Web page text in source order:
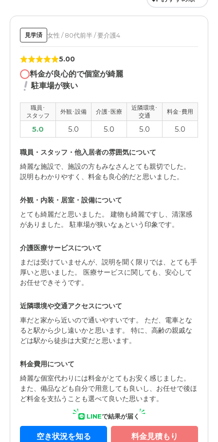
見学済 女性 / 80代前半 / 要介護4
5.00
料金が良心的で個室が綺麗
駐車場が狭い
職員･
スタッフ
外観･設備 介護･医療
近隣環境･
交通
料金･費用
5.0 5.0 5.0 5.0 5.0
職員・スタッフ・他入居者の雰囲気について
綺麗な施設で、施設の方もみなさんとても親切でした。
説明もわかりやすく、料金も良心的だと思いました。
外観・内装・居室・設備について
とても綺麗だと思いました。 建物も綺麗ですし、清潔感
がありました。 駐車場が狭いなぁという印象です。
介護医療サービスについて
まだは受けていませんが、説明を聞く限りでは、とても手
厚いと思いました。 医療サービスに関しても、安心して
お任せできそうです。
近隣環境や交通アクセスについて
車だと家から近いので通いやすいです。 ただ、電車とな
ると駅から少し遠いかと思います。 特に、高齢の親戚な
どは駅から徒歩は大変だと思います。
料金費用について
綺麗な個室代わりには料金がとてもお安く感じました。
また、備品なども自分で用意しても良いし、お任せで後ほ
ど料金を支払うことも選べて良いた思います。
LINEで結果が届く
空き状況を知る 料金見積もり